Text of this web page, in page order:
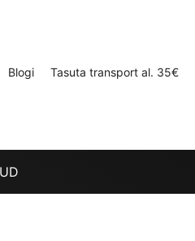
Blogi Tasuta transport al. 35€